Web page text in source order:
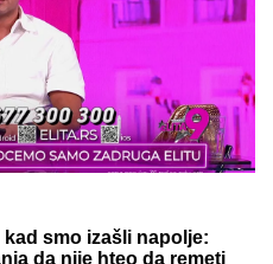
smo izašli napolje:
da nije hteo da remeti